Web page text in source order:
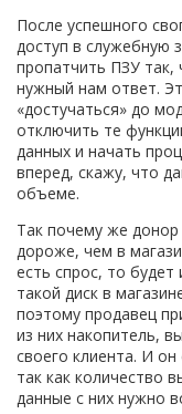
После успешного
доступ в служебную
пропатчить ПЗУ так,
нужный нам ответ.
«достучаться» до
отключить те
данных и начать
вперед, скажу, что
объеме.
Так почему же донор
дороже, чем в
есть спрос, то
такой диск в
поэтому продавец
из них накопитель,
своего клиента. И
так как количество
данные с них нужно